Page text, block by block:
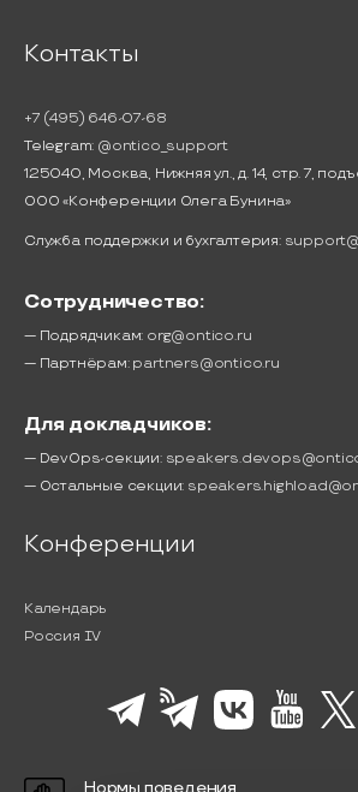
Контакты
+7 (495) 646-07-68
Telegram: @ontico_support
125040, Москва, Нижняя ул., д. 14, стр. 7,
ООО «Конференции Олега Бунина»
Служба поддержки и бухгалтерия:
Сотрудничество:
— Подрядчикам: org@ontico.ru
— Партнёрам: partners@ontico.ru
Для докладчиков:
— DevOps-секции:
— Остальные секции:
Конференции
Календарь
Россия IV
Нормы поведения